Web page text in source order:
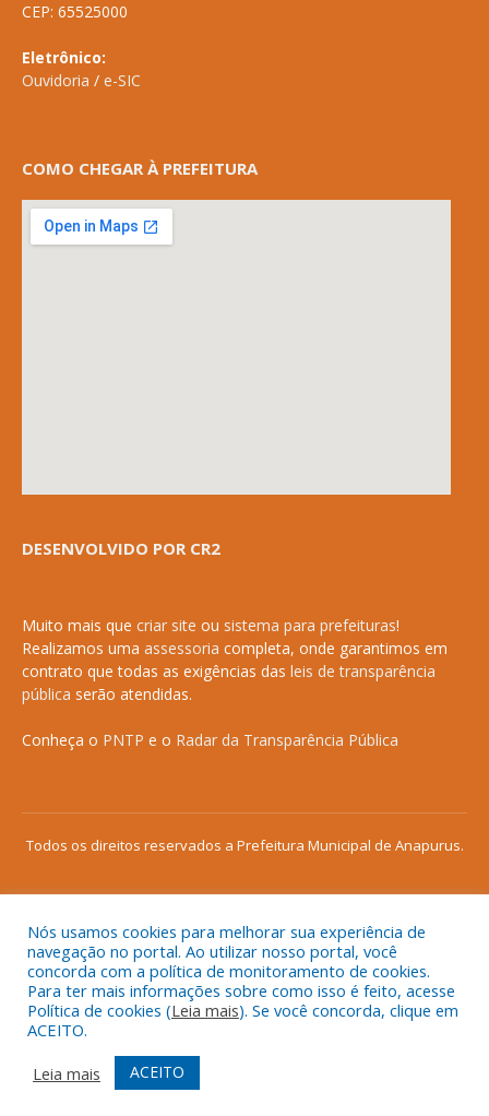
CEP: 65525000
Eletrônico:
Ouvidoria / e-SIC
COMO CHEGAR À PREFEITURA
DESENVOLVIDO POR CR2
Muito mais que criar site ou sistema para prefeituras!
Realizamos uma assessoria completa, onde garantimos em
contrato que todas as exigências das leis de transparência
pública serão atendidas.
Conheça o PNTP e o Radar da Transparência Pública
Todos os direitos reservados a Prefeitura Municipal de Anapurus.
Mapa do Site
Acessar Área Administrativa
Acessar o Webmail
Nós usamos cookies para melhorar sua experiência de
navegação no portal. Ao utilizar nosso portal, você
concorda com a política de monitoramento de cookies.
Para ter mais informações sobre como isso é feito, acesse
Política de cookies (Leia mais). Se você concorda, clique em
ACEITO.
Leia mais
ACEITO